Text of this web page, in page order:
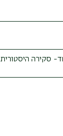
סקירה היסטורית